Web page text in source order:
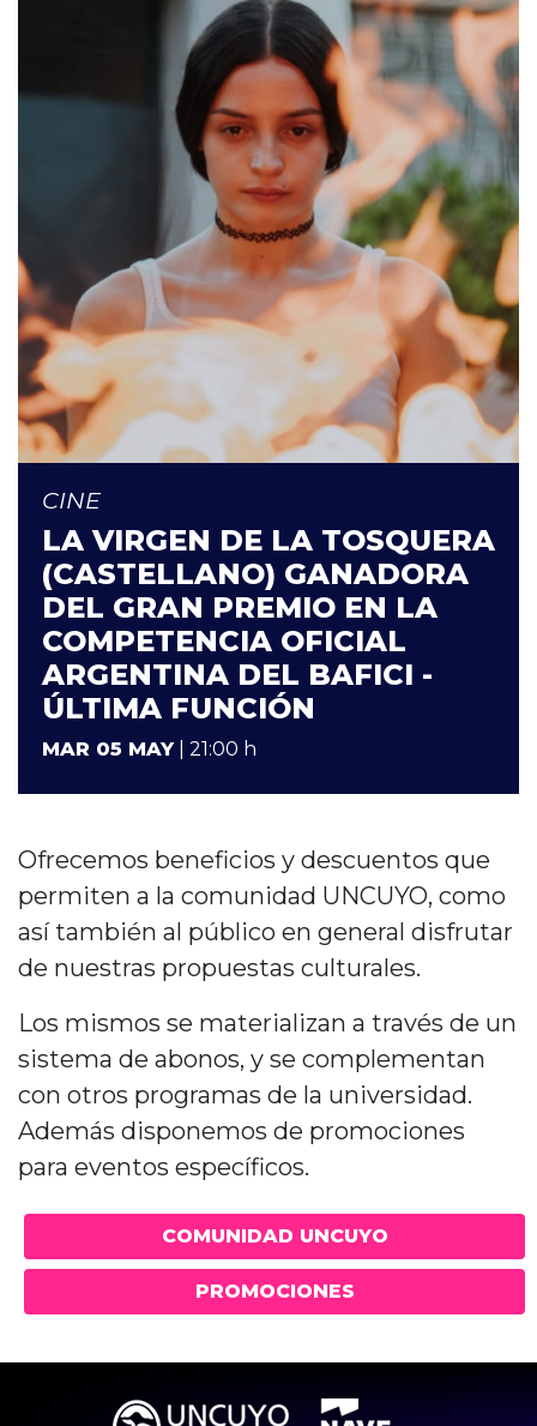
CINE
LA VIRGEN DE LA TOSQUERA
(CASTELLANO) GANADORA
DEL GRAN PREMIO EN LA
COMPETENCIA OFICIAL
ARGENTINA DEL BAFICI -
ÚLTIMA FUNCIÓN
MAR 05 MAY| 21:00 h
Ofrecemos beneficios y descuentos que
permiten a la comunidad UNCUYO, como
así también al público en general disfrutar
de nuestras propuestas culturales.
Los mismos se materializan a través de un
sistema de abonos, y se complementan
con otros programas de la universidad.
Además disponemos de promociones
para eventos específicos.
COMUNIDAD UNCUYO
PROMOCIONES